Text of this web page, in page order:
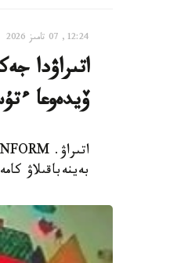
12:24, 07 تامىز 2026
اتىراۋدا
ۆيدەوعا
بەينەباقىلاۋ